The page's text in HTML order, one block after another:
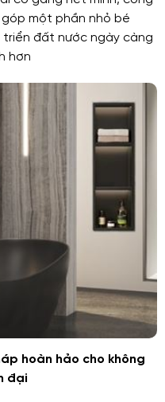
một phần nhỏ bé
đất nước ngày càng
hơn
hoàn hảo cho không
đại